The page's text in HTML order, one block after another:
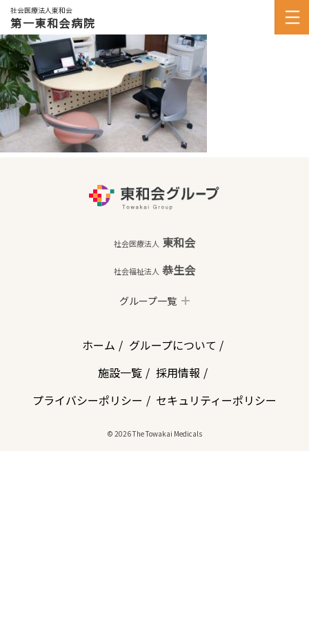
社会医療法人東和会
第一東和会病院
社会医療法人 東和会
社会福祉法人 恭生会
グループ一覧
ホーム
グループについて
施設一覧
採用情報
プライバシーポリシー
セキュリティーポリシー
© 2026 The Towakai Medicals